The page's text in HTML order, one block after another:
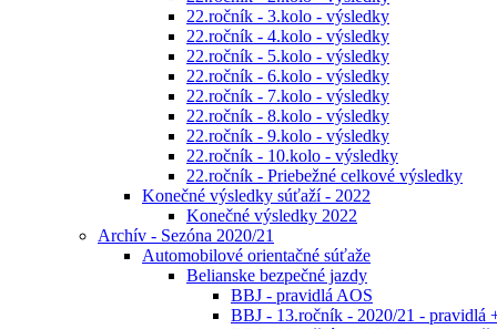
22.ročník - 3.kolo - výsledky
22.ročník - 4.kolo - výsledky
22.ročník - 5.kolo - výsledky
22.ročník - 6.kolo - výsledky
22.ročník - 7.kolo - výsledky
22.ročník - 8.kolo - výsledky
22.ročník - 9.kolo - výsledky
22.ročník - 10.kolo - výsledky
22.ročník - Priebežné celkové výsledky
Konečné výsledky súťaží - 2022
Konečné výsledky 2022
Archív - Sezóna 2020/21
Automobilové orientačné súťaže
Belianske bezpečné jazdy
BBJ - pravidlá AOS
BBJ - 13.ročník - 2020/21 - pravidlá